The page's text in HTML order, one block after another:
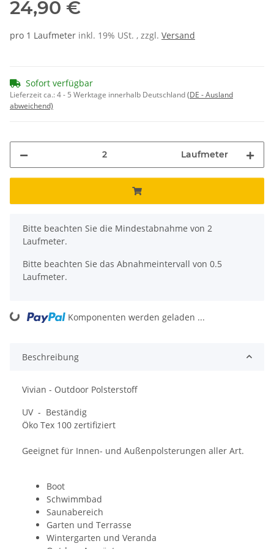
24,90 €
pro 1 Laufmeter inkl. 19% USt. , zzgl. Versand
Sofort verfügbar
Lieferzeit ca.:4 - 5 Werktage innerhalb Deutschland(DE - Ausland
abweichend)
Laufmeter
x
Bitte beachten Sie die Mindestabnahme von 2
Laufmeter.
Bitte beachten Sie das Abnahmeintervall von 0.5
Laufmeter.
Komponenten werden geladen ...
Beschreibung
Vivian - Outdoor Polsterstoff
UV - Beständig
Öko Tex 100 zertifiziert
Geeignet für Innen- und Außenpolsterungen aller Art.
Boot
Schwimmbad
Saunabereich
Garten und Terrasse
Wintergarten und Veranda